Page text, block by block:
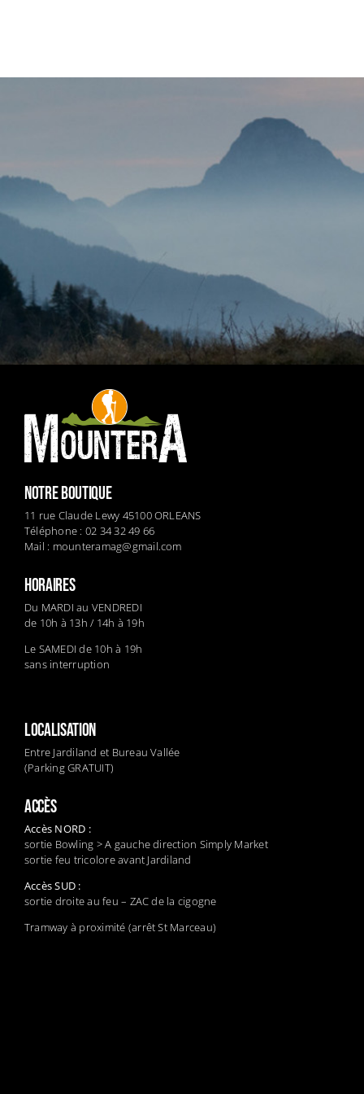
NOTRE BOUTIQUE
11 rue Claude Lewy 45100 ORLEANS
Téléphone : 02 34 32 49 66
Mail : mounteramag@gmail.com
HORAIRES
Du MARDI au VENDREDI
de 10h à 13h / 14h à 19h
Le SAMEDI de 10h à 19h
sans interruption
LOCALISATION
Entre Jardiland et Bureau Vallée
(Parking GRATUIT)
ACCÈS
Accès NORD :
sortie Bowling > A gauche direction Simply Market
sortie feu tricolore avant Jardiland
Accès SUD :
sortie droite au feu – ZAC de la cigogne
Tramway à proximité (arrêt St Marceau)